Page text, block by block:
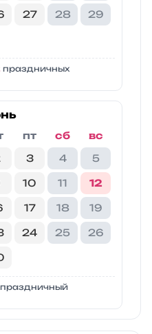
27 28 29
праздничных
пт сб
вс
3 4 5
10 11 12
17 18 19
24 25 26
праздничный